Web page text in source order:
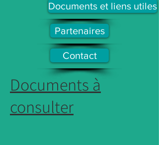
Documents et liens utiles
Partenaires
Contact
Documents à
consulter